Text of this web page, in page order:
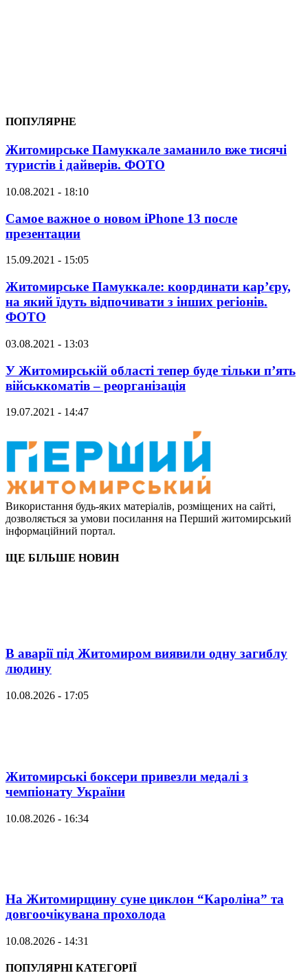
ПОПУЛЯРНЕ
Житомирське Памуккале заманило вже тисячі
туристів і дайверів. ФОТО
10.08.2021 - 18:10
Самое важное о новом iPhone 13 после
презентации
15.09.2021 - 15:05
Житомирське Памуккале: координати кар’єру,
на який їдуть відпочивати з інших регіонів.
ФОТО
03.08.2021 - 13:03
У Житомирській області тепер буде тільки п’ять
військкоматів – реорганізація
19.07.2021 - 14:47
Використання будь-яких матеріалів, розміщених на сайті,
дозволяється за умови посилання на Перший житомирський
інформаційний портал.
ЩЕ БІЛЬШЕ НОВИН
В аварії під Житомиром виявили одну загиблу
людину
10.08.2026 - 17:05
Житомирські боксери привезли медалі з
чемпіонату України
10.08.2026 - 16:34
На Житомирщину суне циклон “Кароліна” та
довгоочікувана прохолода
10.08.2026 - 14:31
ПОПУЛЯРНІ КАТЕГОРІЇ